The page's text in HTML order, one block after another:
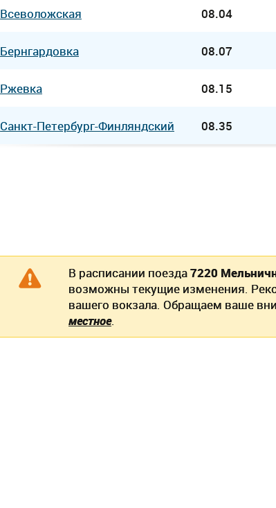
Всеволожская 08.04
Бернгардовка 08.07
Ржевка 08.15
Санкт-Петербург-Финляндский 08.35
В расписании поезда7220
возможны текущие изменения.
вашего вокзала. Обращаем ваше
местное.